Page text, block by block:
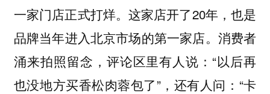
一家门店正式打烊。这家店开了20年，也是
品牌当年进入北京市场的第一家店。消费者
涌来拍照留念，评论区里有人说：“以后再
也没地方买香松肉蓉包了”，还有人问：“卡